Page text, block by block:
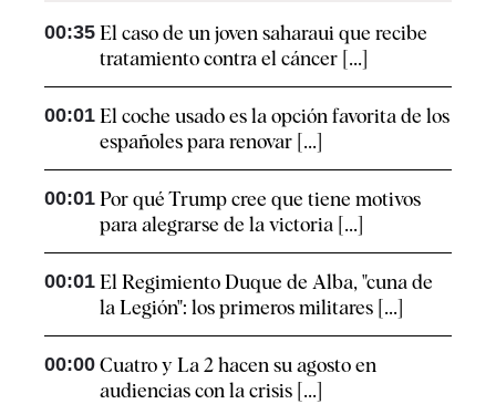
00:35 El caso de un joven saharaui que recibe
tratamiento contra el cáncer [...]
00:01 El coche usado es la opción favorita de los
españoles para renovar [...]
00:01 Por qué Trump cree que tiene motivos
para alegrarse de la victoria [...]
00:01 El Regimiento Duque de Alba, "cuna de
la Legión": los primeros militares [...]
00:00 Cuatro y La 2 hacen su agosto en
audiencias con la crisis [...]